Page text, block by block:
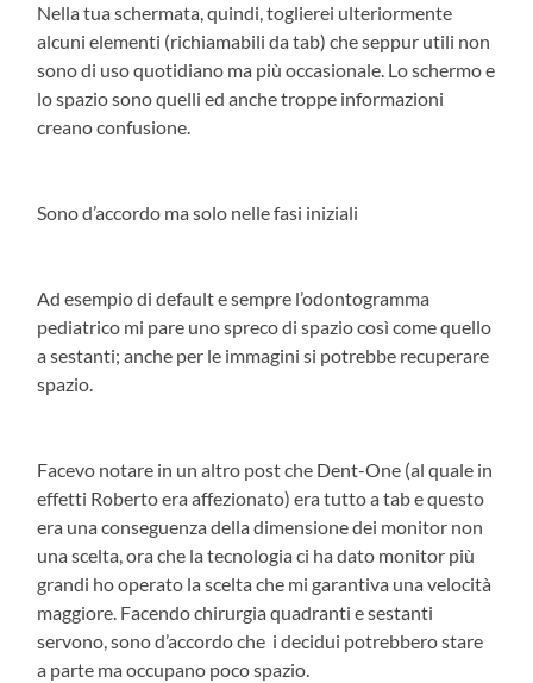
Nella tua schermata, quindi, toglierei ulteriormente
alcuni elementi (richiamabili da tab) che seppur utili non
sono di uso quotidiano ma più occasionale. Lo schermo e
lo spazio sono quelli ed anche troppe informazioni
creano confusione.
Sono d’accordo ma solo nelle fasi iniziali
Ad esempio di default e sempre l’odontogramma
pediatrico mi pare uno spreco di spazio così come quello
a sestanti; anche per le immagini si potrebbe recuperare
spazio.
Facevo notare in un altro post che Dent-One (al quale in
effetti Roberto era affezionato) era tutto a tab e questo
era una conseguenza della dimensione dei monitor non
una scelta, ora che la tecnologia ci ha dato monitor più
grandi ho operato la scelta che mi garantiva una velocità
maggiore. Facendo chirurgia quadranti e sestanti
servono, sono d’accordo che i decidui potrebbero stare
a parte ma occupano poco spazio.